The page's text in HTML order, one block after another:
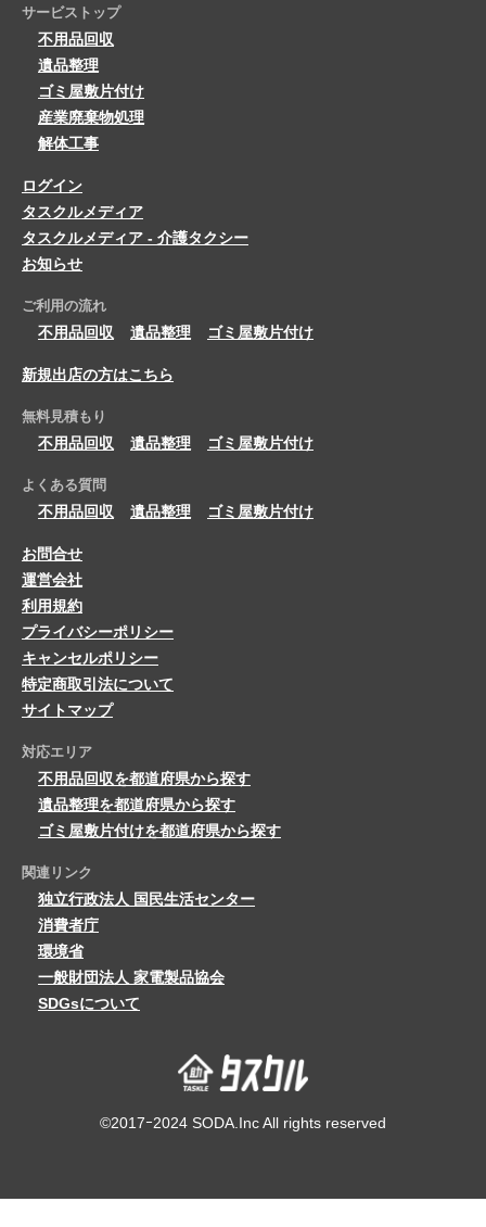
サービストップ
不用品回収
遺品整理
ゴミ屋敷片付け
産業廃棄物処理
解体工事
ログイン
タスクルメディア
タスクルメディア - 介護タクシー
お知らせ
ご利用の流れ
不用品回収 遺品整理 ゴミ屋敷片付け
新規出店の方はこちら
無料見積もり
不用品回収 遺品整理 ゴミ屋敷片付け
よくある質問
不用品回収 遺品整理 ゴミ屋敷片付け
お問合せ
運営会社
利用規約
プライバシーポリシー
キャンセルポリシー
特定商取引法について
サイトマップ
対応エリア
不用品回収を都道府県から探す
遺品整理を都道府県から探す
ゴミ屋敷片付けを都道府県から探す
関連リンク
独立行政法人 国民生活センター
消費者庁
環境省
一般財団法人 家電製品協会
SDGsについて
©2017ｰ2024 SODA.Inc All rights reserved